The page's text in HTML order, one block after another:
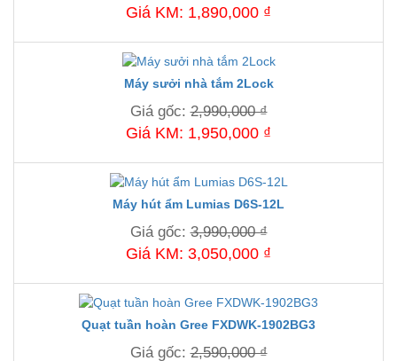
Giá KM: 1,890,000 ₫
Máy sưởi nhà tắm 2Lock
Giá gốc:2,990,000 ₫
Giá KM: 1,950,000 ₫
Máy hút ẩm Lumias D6S-12L
Giá gốc:3,990,000 ₫
Giá KM: 3,050,000 ₫
Quạt tuần hoàn Gree FXDWK-1902BG3
Giá gốc:2,590,000 ₫